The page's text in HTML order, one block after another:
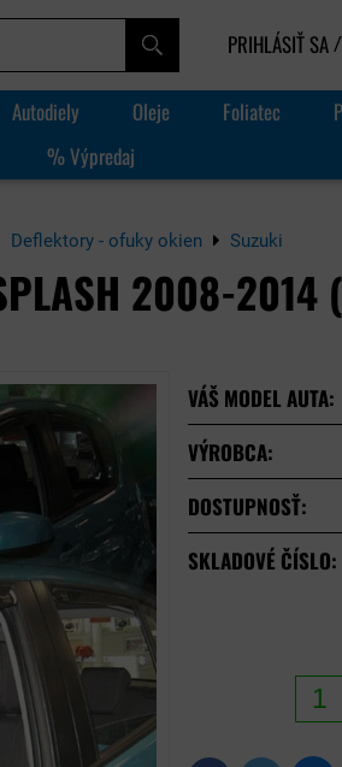
PRIHLÁSIŤ SA /
Autodiely Oleje Foliatec
% Výpredaj
Deflektory - ofuky okien Suzuki
2008-2014
VÁŠ MODEL AUTA:
VÝROBCA:
DOSTUPNOSŤ:
SKLADOVÉ ČÍSLO: